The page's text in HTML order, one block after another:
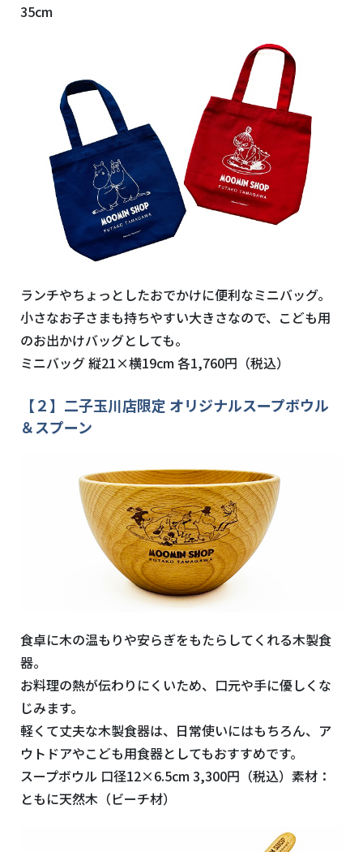
35cm
ランチやちょっとしたおでかけに便利なミニバッグ。
小さなお子さまも持ちやすい大きさなので、こども用
のお出かけバッグとしても。
ミニバッグ 縦21×横19cm各1,760円（税込）
【２】二子玉川店限定 オリジナルスープボウル
＆スプーン
食卓に木の温もりや安らぎをもたらしてくれる木製食
器。
お料理の熱が伝わりにくいため、口元や手に優しくな
じみます。
軽くて丈夫な木製食器は、日常使いにはもちろん、ア
ウトドアやこども用食器としてもおすすめです。
スープボウル 口径12×6.5cm3,300円（税込）素材：
ともに天然木（ビーチ材）